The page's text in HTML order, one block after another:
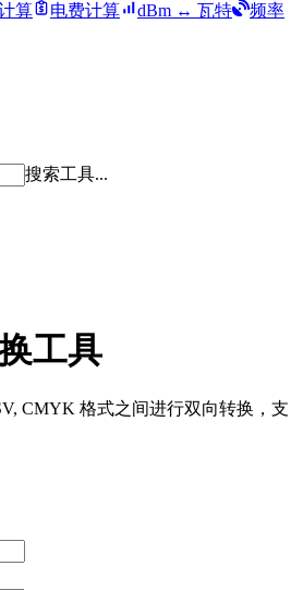
算 电费计算 dBm ↔ 瓦特
频率
搜索工具...
工具
CMYK 格式之间进行双向转换，支